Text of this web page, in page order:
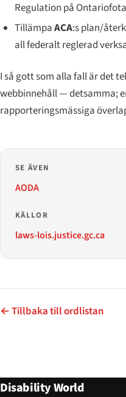
Regulation på
TillämpaACA:s plan/
all federalt reglerad
I så gott som alla fall är det
webbinnehåll — detsamma;
rapporteringsmässiga
SE ÄVEN
AODA
KÄLLOR
laws-lois.justice.gc.ca
← Tillbaka till ordlistan
Disability World